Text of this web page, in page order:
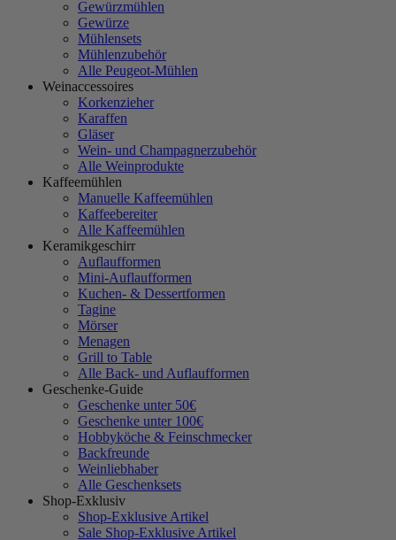
Gewürzmühlen
Gewürze
Mühlensets
Mühlenzubehör
Alle Peugeot-Mühlen
Weinaccessoires
Korkenzieher
Karaffen
Gläser
Wein- und Champagnerzubehör
Alle Weinprodukte
Kaffeemühlen
Manuelle Kaffeemühlen
Kaffeebereiter
Alle Kaffeemühlen
Keramikgeschirr
Auflaufformen
Mini-Auflaufformen
Kuchen- & Dessertformen
Tagine
Mörser
Menagen
Grill to Table
Alle Back- und Auflaufformen
Geschenke-Guide
Geschenke unter 50€
Geschenke unter 100€
Hobbyköche & Feinschmecker
Backfreunde
Weinliebhaber
Alle Geschenksets
Shop-Exklusiv
Shop-Exklusive Artikel
Sale Shop-Exklusive Artikel